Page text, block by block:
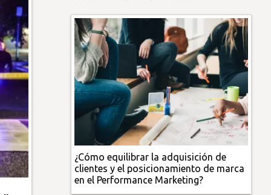
¿Cómo equilibrar la adquisición de
clientes y el posicionamiento de marca
en el Performance Marketing?